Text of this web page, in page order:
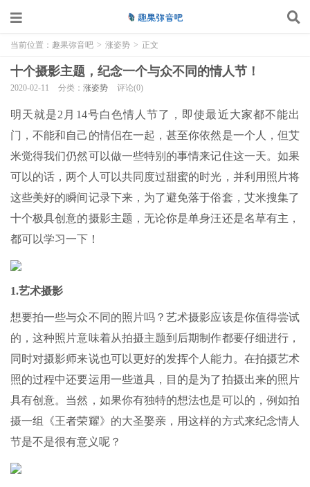
当前位置： 趣果弥音吧 > 涨姿势 > 正文
十个摄影主题，纪念一个与众不同的情人节！
2020-02-11 分类： 涨姿势 评论(0)
明天就是2月14号白色情人节了，即使最近大家都不能出
门，不能和自己的情侣在一起，甚至你依然是一个人，但艾
米觉得我们仍然可以做一些特别的事情来记住这一天。如果
可以的话，两个人可以共同度过甜蜜的时光，并利用照片将
这些美好的瞬间记录下来，为了避免落于俗套，艾米搜集了
十个极具创意的摄影主题，无论你是单身汪还是名草有主，
都可以学习一下！
1.艺术摄影
想要拍一些与众不同的照片吗？艺术摄影应该是你值得尝试
的，这种照片意味着从拍摄主题到后期制作都要仔细进行，
同时对摄影师来说也可以更好的发挥个人能力。在拍摄艺术
照的过程中还要运用一些道具，目的是为了拍摄出来的照片
具有创意。当然，如果你有独特的想法也是可以的，例如拍
摄一组《王者荣耀》的大圣娶亲，用这样的方式来纪念情人
节是不是很有意义呢？